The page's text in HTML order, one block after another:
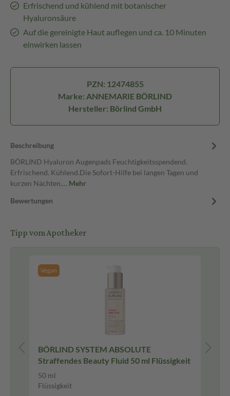
Erfrischend und kühlend mit botanischer
Hyaluronsäure
Auf die gereinigte Haut auflegen und ca. 10 Minuten
einwirken lassen
PZN: 12474855
Marke: ANNEMARIE BÖRLIND
Hersteller: Börlind GmbH
Beschreibung
BÖRLIND Hyaluron Augenpads Feuchtigkeitsspendend.
Erfrischend. Kühlend.Die Sofort-Hilfe bei langen Tagen und
kurzen Nächten.… Mehr
Bewertungen
Tipp vom Apotheker
Vegan
BÖRLIND SYSTEM ABSOLUTE
Straffendes Beauty Fluid 50 ml Flüssigkeit
50 ml
Flüssigkeit